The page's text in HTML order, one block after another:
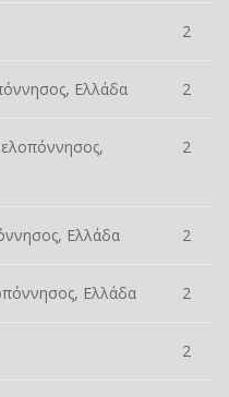
2
Ελλάδα 2
2
Ελλάδα 2
Ελλάδα 2
2